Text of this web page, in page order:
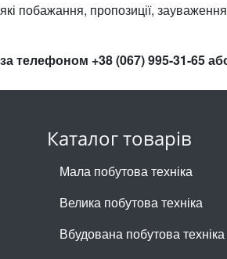
побажання, пропозиції,
телефоном +38 (067) 995-31-65
Каталог товарів
Мала побутова техніка
Велика побутова техніка
Вбудована побутова техніка